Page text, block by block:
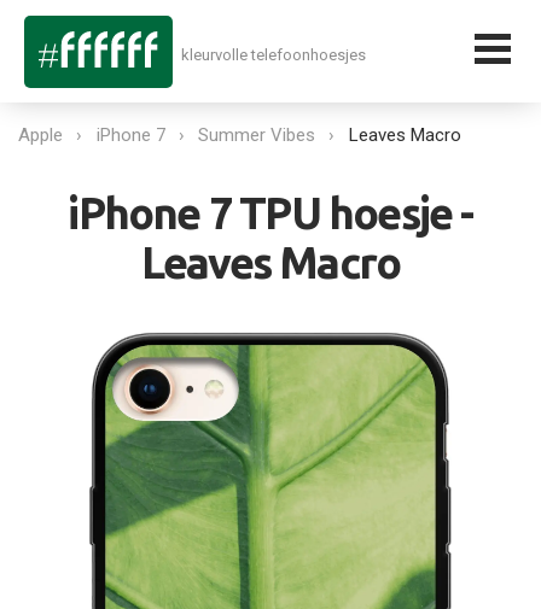
kleurvolle telefoonhoesjes
Apple iPhone 7 Summer Vibes Leaves Macro
iPhone 7 TPU hoesje -
Leaves Macro